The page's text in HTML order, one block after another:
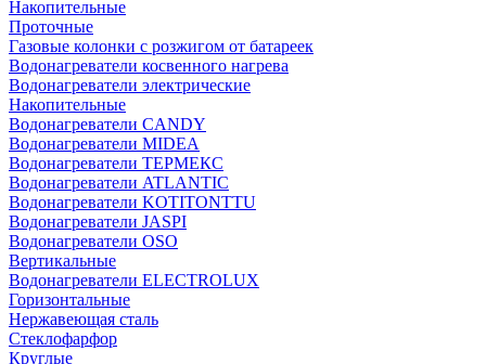
Накопительные
Проточные
Газовые колонки с розжигом от батареек
Водонагреватели косвенного нагрева
Водонагреватели электрические
Накопительные
Водонагреватели CANDY
Водонагреватели MIDEA
Водонагреватели ТЕРМЕКС
Водонагреватели ATLANTIC
Водонагреватели KOTITONTTU
Водонагреватели JASPI
Водонагреватели OSO
Вертикальные
Водонагреватели ELECTROLUX
Горизонтальные
Нержавеющая сталь
Стеклофарфор
Круглые